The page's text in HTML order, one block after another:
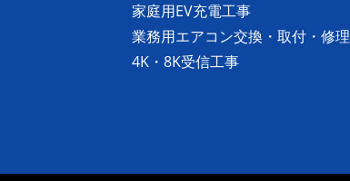
家庭用EV充電工事
業務用エアコン交換・取付・修理
4K・8K受信工事